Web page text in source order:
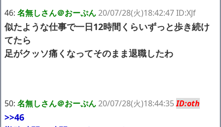
46: 名無しさん＠おーぷん20/07/28(火)18:42:47 ID:XJf
似たような仕事で一日12時間くらいずっと歩き続け
てたら
足がクッソ痛くなってそのまま退職したわ
50: 名無しさん＠おーぷん20/07/28(火)18:44:35ID:oth
>>46